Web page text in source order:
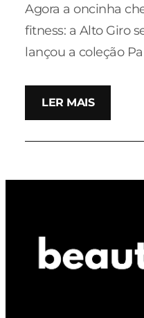
Agora a oncinha
fitness: a Alto Giro
lançou a coleção
LER MAIS